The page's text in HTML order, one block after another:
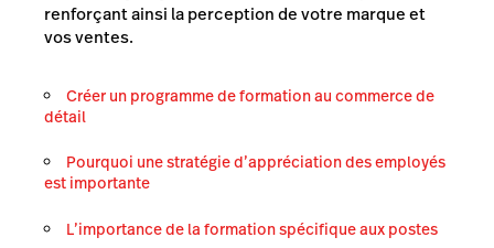
renforçant ainsi la perception de votre marque et
vos ventes.
Créer un programme de formation au commerce de
détail
Pourquoi une stratégie d’appréciation des employés
est importante
L’importance de la formation spécifique aux postes